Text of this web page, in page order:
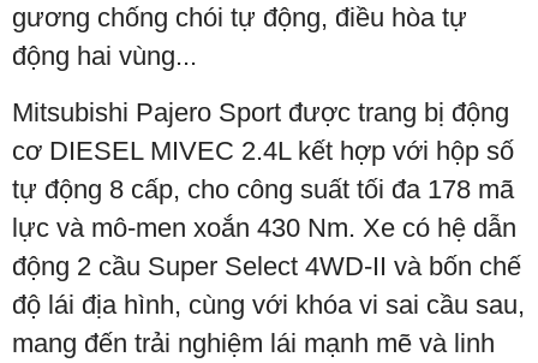
gương chống chói tự động, điều hòa tự
động hai vùng...
Mitsubishi Pajero Sport được trang bị động
cơ DIESEL MIVEC 2.4L kết hợp với hộp số
tự động 8 cấp, cho công suất tối đa 178 mã
lực và mô-men xoắn 430 Nm. Xe có hệ dẫn
động 2 cầu Super Select 4WD-II và bốn chế
độ lái địa hình, cùng với khóa vi sai cầu sau,
mang đến trải nghiệm lái mạnh mẽ và linh